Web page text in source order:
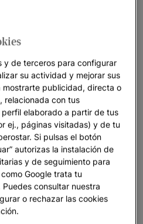
como parejas. Escoger la
Iberostar lo tenemos claro, por
os encaje.
unas vacaciones
en primera línea de las
es vuestra opción ganadora.
yglamour? Una estancia en
, de lujo o gran lujo son
opciones para que vuestra
¡Descubridlas todas y
y de terceros para configurar
su actividad y mejorar sus
mostrarte publicidad, directa o
relacionada con tus
elaborado a partir de tus
ej., páginas visitadas) y de tu
Si pulsas el botón
autorizas la instalación de
y de seguimiento para
Google trata tu
Puedes consultar nuestra
o rechazar las cookies